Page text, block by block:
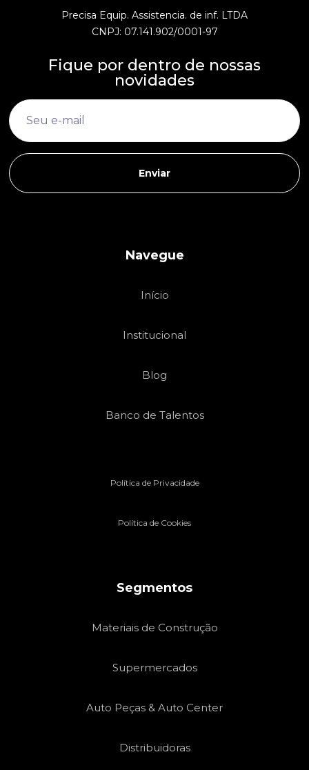
Precisa Equip. Assistencia. de inf. LTDA
CNPJ: 07.141.902/0001-97
Fique por dentro de nossas
novidades
Navegue
Início
Institucional
Blog
Banco de Talentos
Política de Privacidade
Política de Cookies
Segmentos
Materiais de Construção
Supermercados
Auto Peças & Auto Center
Distribuidoras